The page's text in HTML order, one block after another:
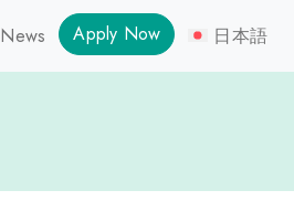
News Apply Now 日本語